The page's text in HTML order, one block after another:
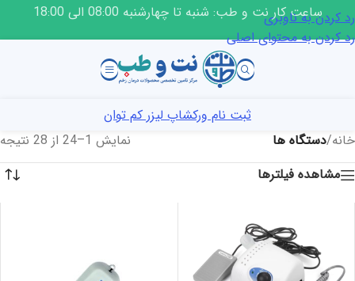
رد کردن به ناوبری
رد کردن به محتوای اصلی
ساعت کار نت و طب: شنبه تا چهارشنبه 08:00 الی 18:00
ثبت نام ورکشاپ لیزر کم توان
خانه/دستگاه ها
نمایش 1–24 از 28 نتیجه
مشاهده فیلترها